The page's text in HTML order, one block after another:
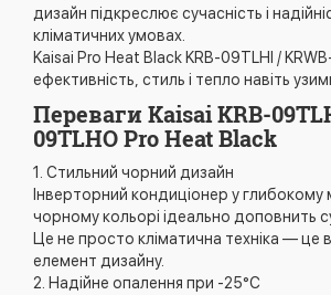
дизайн підкреслює сучасність і
кліматичних умовах.
Kaisai Pro Heat Black KRB-09TLHI /
ефективність, стиль і тепло навіть
Переваги Kaisai KRB-
09TLHO Pro Heat Black
1. Стильний чорний дизайн
Інверторний кондиціонер у
чорному кольорі ідеально доповнить
Це не просто кліматична техніка — це
елемент дизайну.
2. Надійне опалення при -25°C